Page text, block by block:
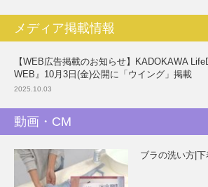
メディア掲載情報
【WEB広告掲載のお知らせ】KADOKAWA
WEB』10月3日(金)公開に「ウイング」掲載
2025.10.03
動画・CM
ブラの洗い方|